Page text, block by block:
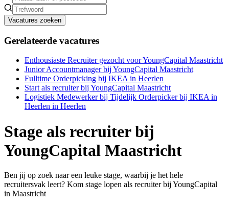
Vacatures zoeken
Gerelateerde vacatures
Enthousiaste Recruiter gezocht voor YoungCapital Maastricht
Junior Accountmanager bij YoungCapital Maastricht
Fulltime Orderpicking bij IKEA in Heerlen
Start als recruiter bij YoungCapital Maastricht
Logistiek Medewerker bij Tijdelijk Orderpicker bij IKEA in
Heerlen in Heerlen
Stage als recruiter bij
YoungCapital Maastricht
Ben jij op zoek naar een leuke stage, waarbij je het hele
recruitersvak leert? Kom stage lopen als recruiter bij YoungCapital
in Maastricht